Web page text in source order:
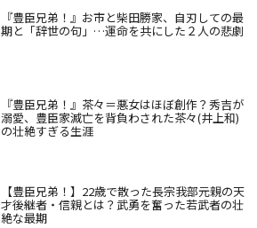
『豊臣兄弟！』お市と柴田勝家、自刃しての最
期と「辞世の句」…運命を共にした２人の悲劇
『豊臣兄弟！』茶々＝悪女はほぼ創作？秀吉が
溺愛、豊臣家滅亡を背負わされた茶々(井上和)
の壮絶すぎる生涯
【豊臣兄弟！】22歳で散った長宗我部元親の天
才後継者・信親とは？武勇を奮った若武者の壮
絶な最期